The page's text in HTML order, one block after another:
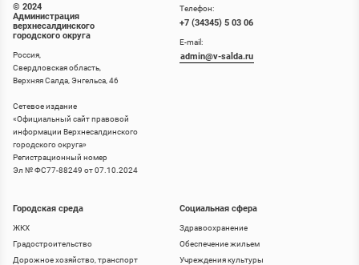
© 2024
Администрация
верхнесалдинского
городского округа
Россия,
Свердловская область,
Верхняя Салда, Энгельса, 46
Сетевое издание
«Официальный сайт правовой
информации Верхнесалдинского
городского округа»
Регистрационный номер
Эл № ФС77-88249 от 07.10.2024
Городская среда
ЖКХ
Градостроительство
Дорожное хозяйство, транспорт
Социальная сфера
Здравоохранение
Обеспечение жильем
Учреждения культуры
Телефон:
+7 (34345) 5 03 06
E-mail:
admin@v-salda.ru